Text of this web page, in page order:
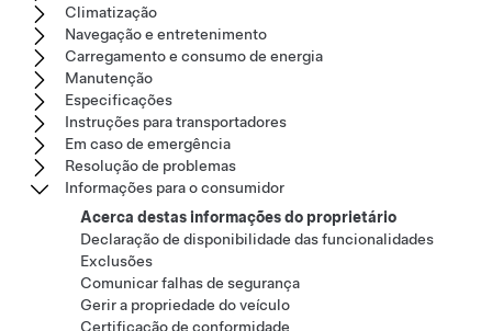
Climatização
Navegação e entretenimento
Carregamento e consumo de energia
Manutenção
Especificações
Instruções para transportadores
Em caso de emergência
Resolução de problemas
Informações para o consumidor
Acerca destas informações do proprietário
Declaração de disponibilidade das funcionalidades
Exclusões
Comunicar falhas de segurança
Gerir a propriedade do veículo
Certificação de conformidade